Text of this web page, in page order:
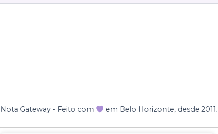
Nota Gateway - Feito com em Belo Horizonte, desde 2011.